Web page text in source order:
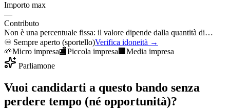
Importo max
—
Contributo
Non è una percentuale fissa: il valore dipende dalla quantità di…
♾️ Sempre aperto (sportello)Verifica idoneità →
🌱Micro impresa🏬Piccola impresa 🏢 Media impresa
Parliamone
Vuoi candidarti a questo bando senza
perdere tempo (né opportunità)?